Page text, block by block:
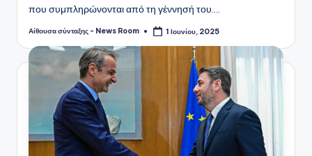
που συμπληρώνονται από τη γέννησή του.…
Συγγραφέας:
Αίθουσα σύνταξης - News Room 1 Ιουνίου, 2025